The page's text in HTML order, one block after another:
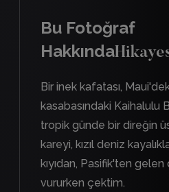
Bu Fotoğraf
Hakkında
Bir inek kafatası,
kasabasındaki Kaihalulu
tropik günde bir direğin
kareyi, kızıl deniz
kıyıdan, Pasifik'ten gelen
vururken çektim.